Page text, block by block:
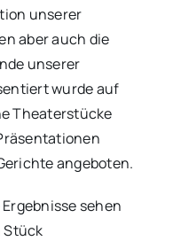
unserer
aber auch die
unserer
wurde auf
Theaterstücke
angeboten.
sehen
Stück